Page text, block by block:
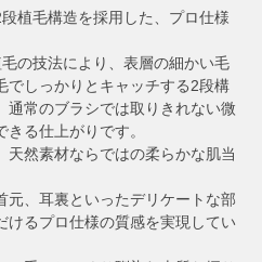
植毛構造を採用した、プロ仕様
の技法により、表層の細かい毛
でしっかりとキャッチする2段構
通常のブラシでは取りきれない微
る仕上がりです。
然素材ならではの柔らかな肌当
元、耳裏といったデリケートな部
けるプロ仕様の質感を実現してい